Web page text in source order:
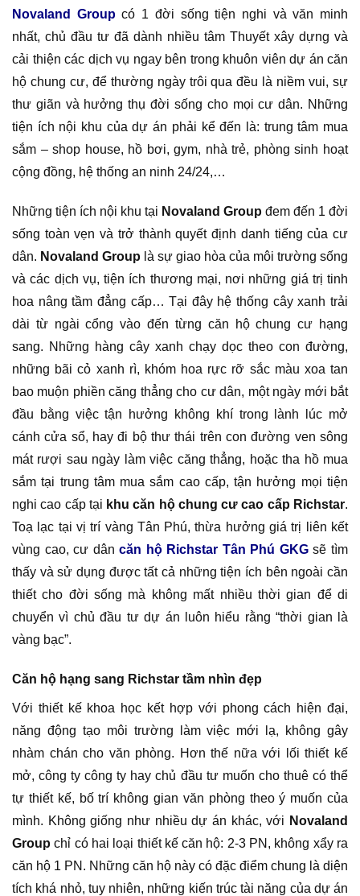
Novaland Groupcó 1 đời sống tiện nghi và văn minh
nhất, chủ đầu tư đã dành nhiều tâm Thuyết xây dựng và
cải thiện các dịch vụ ngay bên trong khuôn viên dự án căn
hộ chung cư, để thường ngày trôi qua đều là niềm vui, sự
thư giãn và hưởng thụ đời sống cho mọi cư dân. Những
tiện ích nội khu của dự án phải kể đến là: trung tâm mua
sắm – shop house, hồ bơi, gym, nhà trẻ, phòng sinh hoạt
cộng đồng, hệ thống an ninh 24/24,…
Những tiện ích nội khu tại Novaland Group đem đến 1 đời
sống toàn vẹn và trở thành quyết định danh tiếng của cư
dân. Novaland Group là sự giao hòa của môi trường sống
và các dịch vụ, tiện ích thương mại, nơi những giá trị tinh
hoa nâng tầm đẳng cấp… Tại đây hệ thống cây xanh trải
dài từ ngài cổng vào đến từng căn hộ chung cư hạng
sang. Những hàng cây xanh chạy dọc theo con đường,
những bãi cỏ xanh rì, khóm hoa rực rỡ sắc màu xoa tan
bao muộn phiền căng thẳng cho cư dân, một ngày mới bắt
đầu bằng việc tận hưởng không khí trong lành lúc mở
cánh cửa sổ, hay đi bộ thư thái trên con đường ven sông
mát rượi sau ngày làm việc căng thẳng, hoặc tha hồ mua
sắm tại trung tâm mua sắm cao cấp, tận hưởng mọi tiện
nghi cao cấp tại khu căn hộ chung cư cao cấp Richstar.
Toạ lạc tại vị trí vàng Tân Phú, thừa hưởng giá trị liên kết
vùng cao, cư dâncăn hộ Richstar Tân Phú GKGsẽ tìm
thấy và sử dụng được tất cả những tiện ích bên ngoài cần
thiết cho đời sống mà không mất nhiều thời gian để di
chuyển vì chủ đầu tư dự án luôn hiểu rằng “thời gian là
vàng bạc”.
Căn hộ hạng sang Richstar tầm nhìn đẹp
Với thiết kế khoa học kết hợp với phong cách hiện đại,
năng động tạo môi trường làm việc mới lạ, không gây
nhàm chán cho văn phòng. Hơn thế nữa với lối thiết kế
mở, công ty công ty hay chủ đầu tư muốn cho thuê có thể
tự thiết kế, bố trí không gian văn phòng theo ý muốn của
mình. Không giống như nhiều dự án khác, với Novaland
Group chỉ có hai loại thiết kế căn hộ: 2-3 PN, không xẩy ra
căn hộ 1 PN. Những căn hộ này có đặc điểm chung là diện
tích khá nhỏ, tuy nhiên, những kiến trúc tài năng của dự án